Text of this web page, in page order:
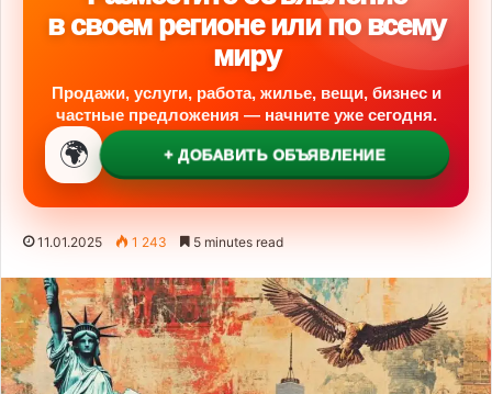
в своем регионе или по всему
миру
Продажи, услуги, работа, жилье, вещи, бизнес и
частные предложения — начните уже сегодня.
🌍 + ДОБАВИТЬ ОБЪЯВЛЕНИЕ
11.01.2025 1 243 5 minutes read